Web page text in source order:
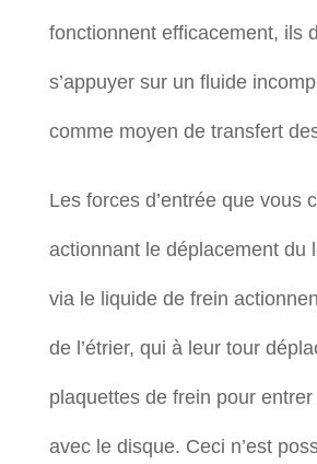
fonctionnent efficacement, ils
s’appuyer sur un fluide
comme moyen de transfert
Les forces d’entrée que vous
actionnant le déplacement du
via le liquide de frein
de l’étrier, qui à leur tour
plaquettes de frein pour
avec le disque. Ceci n’est